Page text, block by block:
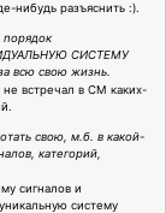
нибудь разъяснить :).
порядок
СИСТЕМУ
всю свою жизнь.
встречал в СМ каких-
свою, м.б. в какой-
категорий,
сигналов и
систему